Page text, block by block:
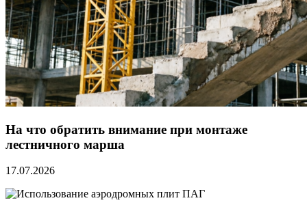
На что обратить внимание при монтаже
лестничного марша
17.07.2026